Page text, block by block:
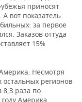
приносят
вот показатель
за первое
Заказов оттуда
15%
Несмотря
остальных регионов
8,3 раза по
Америка